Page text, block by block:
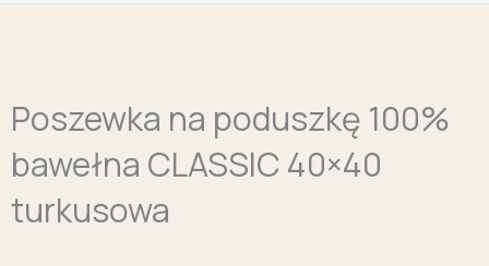
Poszewka na poduszkę 100%
bawełna CLASSIC 40×40
turkusowa